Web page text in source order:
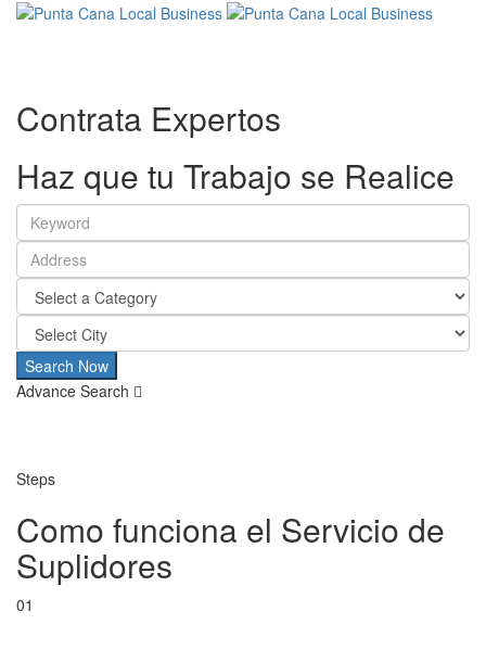
Contrata Expertos
Haz que tu Trabajo se Realice
Search Now
Advance Search
Steps
Como funciona el Servicio de
Suplidores
01